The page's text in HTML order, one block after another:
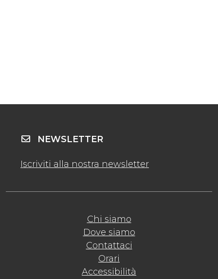
Chi siamo
Dove siamo
Contattaci
Orari
Accessibilità
NEWSLETTER
Iscriviti alla nostra newsletter